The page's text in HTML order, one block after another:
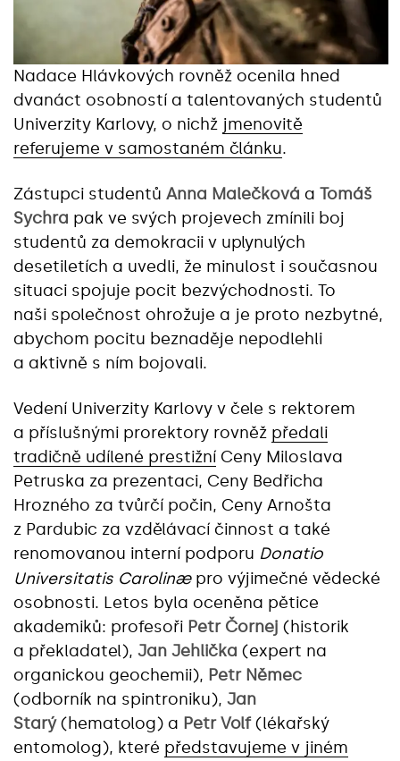
Nadace Hlávkových rovněž ocenila hned
dvanáct osobností a talentovaných studentů
Univerzity Karlovy, o nichž jmenovitě
referujeme v samostaném článku.
Zástupci studentů Anna Malečková a Tomáš
Sychra pak ve svých projevech zmínili boj
studentů za demokracii v uplynulých
desetiletích a uvedli, že minulost i současnou
situaci spojuje pocit bezvýchodnosti. To
naši společnost ohrožuje a je proto nezbytné,
abychom pocitu beznaděje nepodlehli
a aktivně s ním bojovali.
Vedení Univerzity Karlovy v čele s rektorem
a příslušnými prorektory rovněž předali
tradičně udílené prestižní Ceny Miloslava
Petruska za prezentaci, Ceny Bedřicha
Hrozného za tvůrčí počin, Ceny Arnošta
z Pardubic za vzdělávací činnost a také
renomovanou interní podporu Donatio
Universitatis Carolinæ pro výjimečné vědecké
osobnosti. Letos byla oceněna pětice
akademiků: profesoři Petr Čornej (historik
a překladatel), Jan Jehlička (expert na
organickou geochemii), Petr Němec
(odborník na spintroniku), Jan
Starý(hematolog) a Petr Volf(lékařský
entomolog), které představujeme v jiném